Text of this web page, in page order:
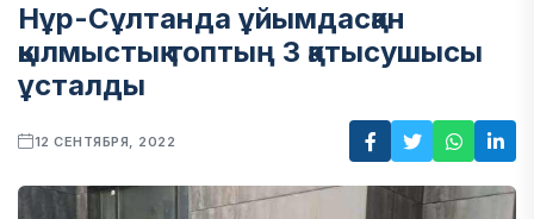
Нұр-Сұлтанда ұйымдасқан
қылмыстық топтың 3 қатысушысы
ұсталды
12 СЕНТЯБРЯ, 2022